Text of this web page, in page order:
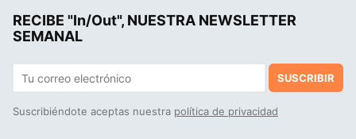
RECIBE "In/Out", NUESTRA NEWSLETTER
SEMANAL
SUSCRIBIR
Suscribiéndote aceptas nuestra política de privacidad